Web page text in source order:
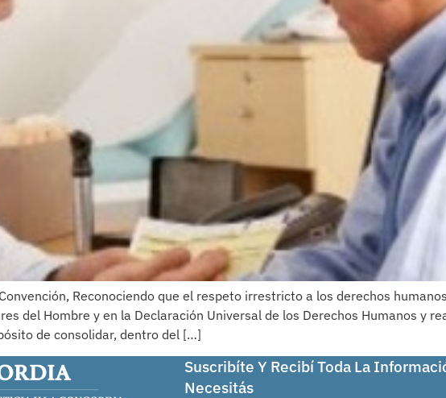
Reconociendo que el respeto irrestricto a los derechos
del Hombre y en la Declaración Universal de los Derechos Humanos y
de consolidar, dentro del […]
Suscribíte Y Recibí Toda La
Necesitás